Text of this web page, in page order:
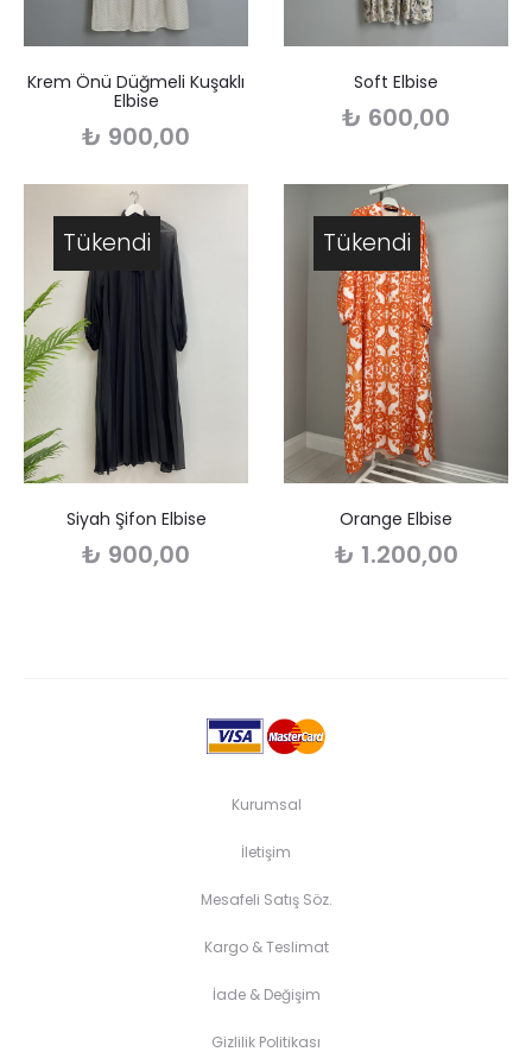
Krem Önü Düğmeli Kuşaklı
Elbise
₺ 900,00
Soft Elbise
₺ 600,00
Tükendi
Siyah Şifon Elbise
₺ 900,00
Tükendi
Orange Elbise
₺ 1.200,00
Kurumsal
İletişim
Mesafeli Satış Söz.
Kargo & Teslimat
İade & Değişim
Gizlilik Politikası